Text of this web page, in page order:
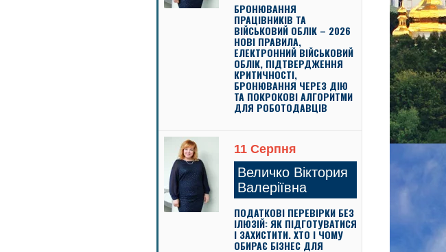
БРОНЮВАННЯ
ПРАЦІВНИКІВ ТА
ВІЙСЬКОВИЙ ОБЛІК – 2026
НОВІ ПРАВИЛА,
ЕЛЕКТРОННИЙ ВІЙСЬКОВИЙ
ОБЛІК, ПІДТВЕРДЖЕННЯ
КРИТИЧНОСТІ,
БРОНЮВАННЯ ЧЕРЕЗ ДІЮ
ТА ПОКРОКОВІ АЛГОРИТМИ
ДЛЯ РОБОТОДАВЦІВ
11 Серпня
Величко Віктория
Валеріївна
ПОДАТКОВІ ПЕРЕВІРКИ БЕЗ
ІЛЮЗІЙ: ЯК ПІДГОТУВАТИСЯ
І ЗАХИСТИТИ. ХТО І ЧОМУ
ОБИРАЄ БІЗНЕС ДЛЯ